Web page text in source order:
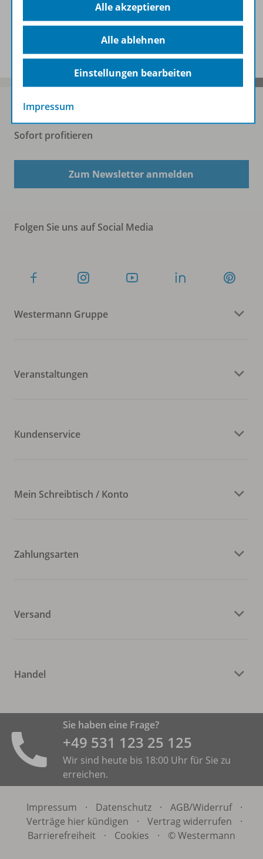
Benachrichtigungs-Service
Sofort profitieren
Zum Newsletter anmelden
Folgen Sie uns auf Social Media
Westermann Gruppe
Veranstaltungen
Kundenservice
Mein Schreibtisch / Konto
Zahlungsarten
Versand
Handel
Sie haben eine Frage?
+49 531 ­123 25 125
Wir sind heute bis 18:00 Uhr für Sie zu
erreichen.
Impressum · Datenschutz · AGB/Widerruf
·
Verträge hier kündigen
· Vertrag widerrufen
·
Barrierefreiheit
· Cookies · © Westermann
Alle akzeptieren
Alle ablehnen
Einstellungen bearbeiten
Impressum